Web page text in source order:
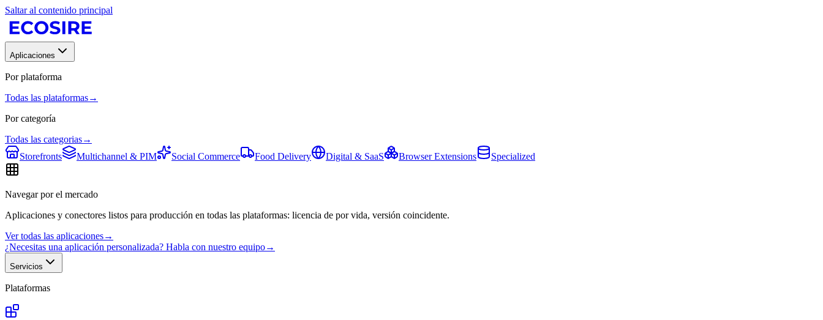
Saltar al contenido principal
Aplicaciones
Por plataforma
Todas las plataformas→
Por categoría
Todas las categorias→
Storefronts
Multichannel & PIM Social Commerce Food Delivery Digital & SaaS Browser Extensions Specialized
Navegar por el mercado
Aplicaciones y conectores listos para producción en todas las plataformas: licencia de por vida, versión coincidente.
Ver todas las aplicaciones→
¿Necesitas una aplicación personalizada? Habla con nuestro equipo→
Servicios
Plataformas